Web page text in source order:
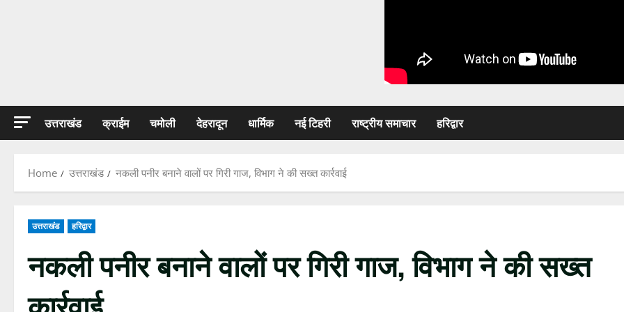
उत्तराखंड क्राईम चमोली देहरादून धार्मिक नई टिहरी राष्ट्रीय समाचार हरिद्वार
Home उत्तराखंड नकली पनीर बनाने वालों पर गिरी गाज, विभाग ने की सख्त कार्रवाई
उत्तराखंड हरिद्वार
नकली पनीर बनाने वालों पर गिरी गाज, विभाग ने की सख्त